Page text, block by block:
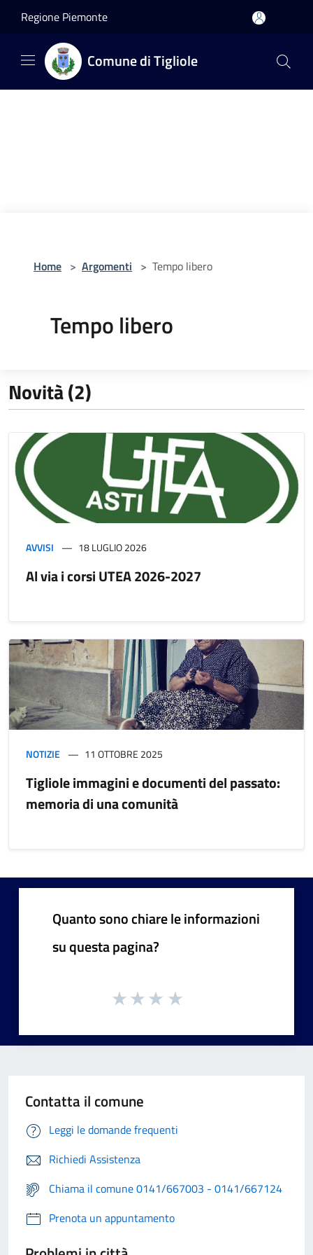
Regione Piemonte
Comune di Tigliole
Home > Argomenti > Tempo libero
Tempo libero
Novità (2)
AVVISI 18 LUGLIO 2026
Al via i corsi UTEA 2026-2027
NOTIZIE 11 OTTOBRE 2025
Tigliole immagini e documenti del passato:
memoria di una comunità
Quanto sono chiare le informazioni
su questa pagina?
Contatta il comune
Leggi le domande frequenti
Richiedi Assistenza
Chiama il comune 0141/667003 - 0141/667124
Prenota un appuntamento